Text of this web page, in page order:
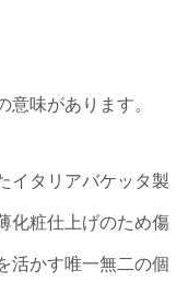
意味があります。
イタリアバケッタ製
化粧仕上げのため傷
活かす唯一無二の個